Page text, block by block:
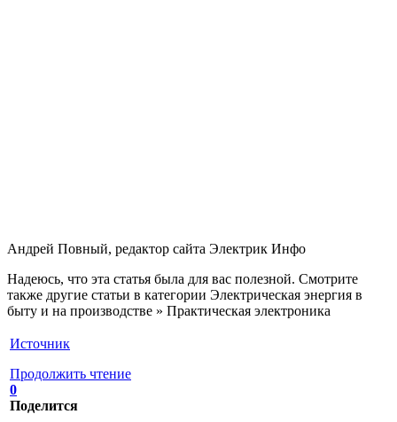
Андрей Повный, редактор сайта Электрик Инфо
Надеюсь, что эта статья была для вас полезной. Смотрите
также другие статьи в категории Электрическая энергия в
быту и на производстве » Практическая электроника
Источник
Продолжить чтение
0
Поделится